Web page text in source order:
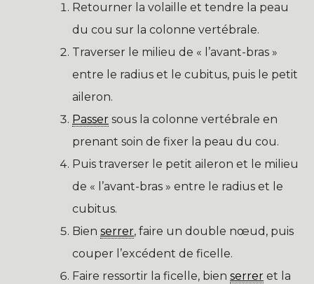
Retourner la volaille et tendre la peau
du cou sur la colonne vertébrale.
Traverser le milieu de « l’avant-bras »
entre le radius et le cubitus, puis le petit
aileron.
Passer sous la colonne vertébrale en
prenant soin de fixer la peau du cou.
Puis traverser le petit aileron et le milieu
de « l’avant-bras » entre le radius et le
cubitus.
Bien serrer, faire un double nœud, puis
couper l’excédent de ficelle.
Faire ressortir la ficelle, bien serrer et la